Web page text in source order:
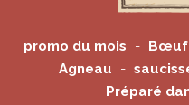
promo du mois Bœuf
Agneau
Préparé